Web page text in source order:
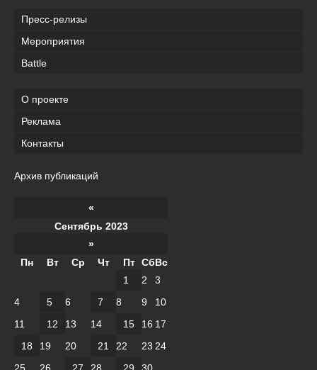
Пресс-релизы
Мероприятия
Battle
О проекте
Реклама
Контакты
Архив публикаций
«
Сентябрь 2023
»
Пн
Вт Ср Чт Пт СбВс
1
2
3
4
5 6 7 8 9
10
11
12 13 14 15 16 17
18
19 20 21 22 23 24
25
26 27 28 29 30